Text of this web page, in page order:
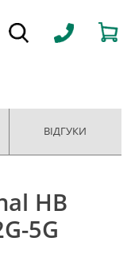
ВІДГУКИ
HB
5G